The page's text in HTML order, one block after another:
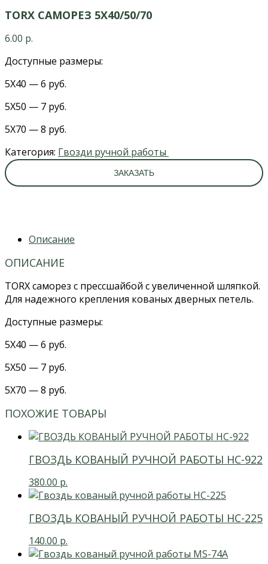
TORX САМОРЕЗ 5X40/50/70
6.00 р.
Доступные размеры:
5X40 — 6 руб.
5X50 — 7 руб.
5X70 — 8 руб.
Категория: Гвозди ручной работы
ЗАКАЗАТЬ
Описание
ОПИСАНИЕ
TORX саморез с прессшайбой с увеличенной шляпкой.
Для надежного крепления кованых дверных петель.
Доступные размеры:
5X40 — 6 руб.
5X50 — 7 руб.
5X70 — 8 руб.
ПОХОЖИЕ ТОВАРЫ
ГВОЗДЬ КОВАНЫЙ РУЧНОЙ РАБОТЫ НС-922
380.00 р.
ГВОЗДЬ КОВАНЫЙ РУЧНОЙ РАБОТЫ НС-225
140.00 р.